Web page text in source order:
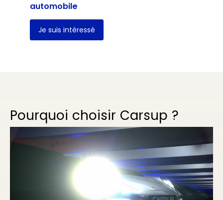
automobile
Je suis intéressé
Pourquoi choisir Carsup ?